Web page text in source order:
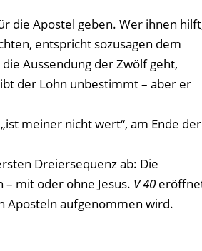
die Apostel geben. Wer ihnen
entspricht sozusagen dem
Aussendung der Zwölf geht,
der Lohn unbestimmt – aber er
meiner nicht wert“, am Ende der
Dreiersequenz ab: Die
mit oder ohne Jesus. V 40
Aposteln aufgenommen wird.